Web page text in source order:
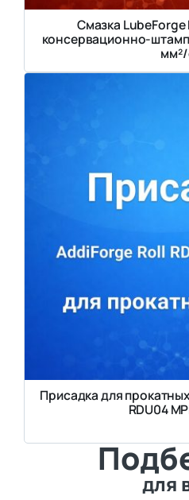
Смазка LubeForge
консервационно-
Присадка для
RDU04
для